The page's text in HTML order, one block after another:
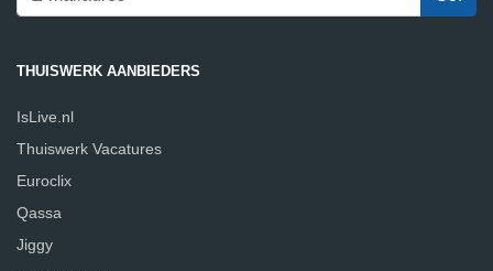
THUISWERK AANBIEDERS
IsLive.nl
Thuiswerk Vacatures
Euroclix
Qassa
Jiggy